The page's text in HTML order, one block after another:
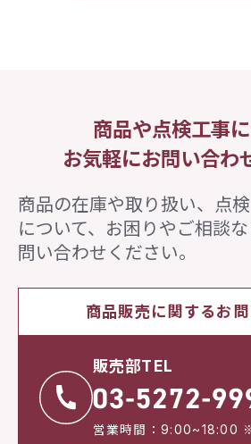
商品や点検工事
お気軽にお問い合わ
商品の在庫や取り扱い、点
について、 お困りやご相談
問い合わせください。
商品販売に関するお
販売部TEL
営業時間：9:00~18:00